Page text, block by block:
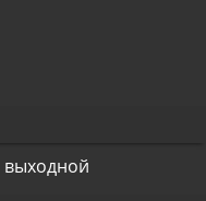
выходной